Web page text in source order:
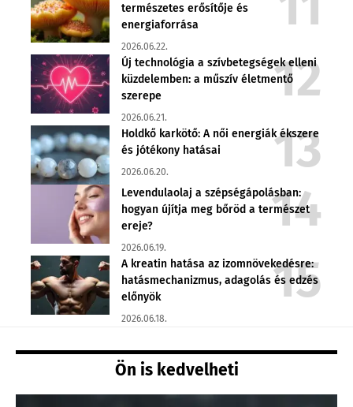
természetes erősítője és
energiaforrása
2026.06.22.
Új technológia a szívbetegségek elleni
küzdelemben: a műszív életmentő
szerepe
2026.06.21.
Holdkő karkötő: A női energiák ékszere
és jótékony hatásai
2026.06.20.
Levendulaolaj a szépségápolásban:
hogyan újítja meg bőröd a természet
ereje?
2026.06.19.
A kreatin hatása az izomnövekedésre:
hatásmechanizmus, adagolás és edzés
előnyök
2026.06.18.
Ön is kedvelheti